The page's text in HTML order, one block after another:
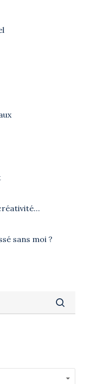
sans moi ?